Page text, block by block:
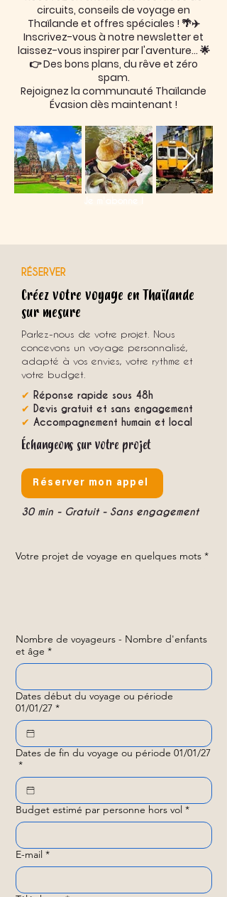
circuits, conseils de voyage en
Thaïlande et offres spéciales ! 🌴✈️
Inscrivez-vous à notre newsletter et
laissez-vous inspirer par l'aventure… 🌟
👉 Des bons plans, du rêve et zéro
spam.
Rejoignez la communauté Thaïlande
Évasion dès maintenant !
RÉSERVER
Créez votre voyage en Thaïlande
sur mesure
Parlez-nous de votre projet. Nous
concevons un voyage personnalisé,
adapté à vos envies, votre rythme et
votre budget.
✔ Réponse rapide sous 48h
✔ Devis gratuit et sans engagement
✔ Accompagnement humain et local
Échangeons sur votre projet
Réserver mon appel
30 min - Gratuit - Sans engagement
Votre projet de voyage en quelques mots *
Nombre de voyageurs - Nombre d'enfants
et âge *
Dates début du voyage ou période
01/01/27 *
Dates de fin du voyage ou période 01/01/27
*
Budget estimé par personne hors vol *
E-mail *